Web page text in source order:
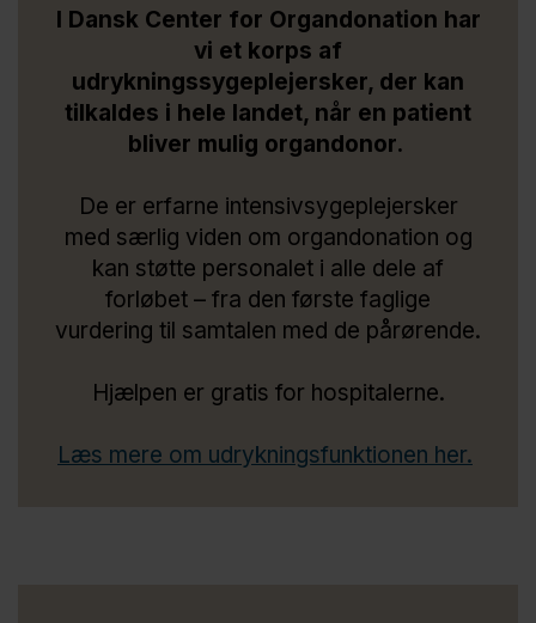
I Dansk Center for Organdonation har
vi et korps af
udrykningssygeplejersker, der kan
tilkaldes i hele landet, når en patient
bliver mulig organdonor.
De er erfarne intensivsygeplejersker
med særlig viden om organdonation og
kan støtte personalet i alle dele af
forløbet – fra den første faglige
vurdering til samtalen med de pårørende.
Hjælpen er gratis for hospitalerne.
Læs mere om udrykningsfunktionen her.